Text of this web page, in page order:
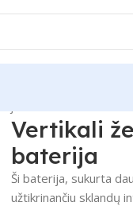
Vertikali
baterija
Ši baterija, sukurta
užtikrinančiu sklandų